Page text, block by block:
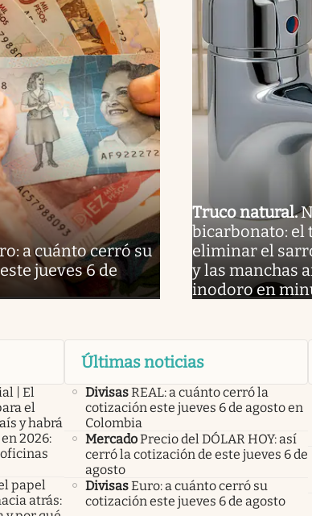
a cuánto cerró su
jueves 6 de
Truco natural.
bicarbonato: el
eliminar el
y las manchas
inodoro en
| El
el
y habrá
2026:
papel
atrás:
Últimas noticias
DivisasREAL: a cuánto cerró la
cotización este jueves 6 de agosto en
Colombia
MercadoPrecio del DÓLAR HOY: así
cerró la cotización de este jueves 6 de
agosto
DivisasEuro: a cuánto cerró su
cotización este jueves 6 de agosto